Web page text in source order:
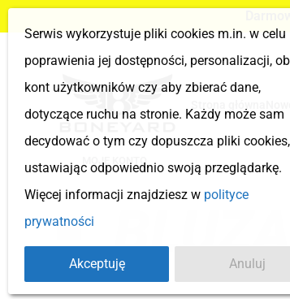
MOJE KONTO
Serwis wykorzystuje pliki cookies m.in. w celu
poprawienia jej dostępności, personalizacji,
kont użytkowników czy aby zbierać dane,
dotyczące ruchu na stronie. Każdy może sam
decydować o tym czy dopuszcza pliki cookies,
ustawiając odpowiednio swoją przeglądarkę.
Więcej informacji znajdziesz w polityce
prywatności
Akceptuję Anuluj